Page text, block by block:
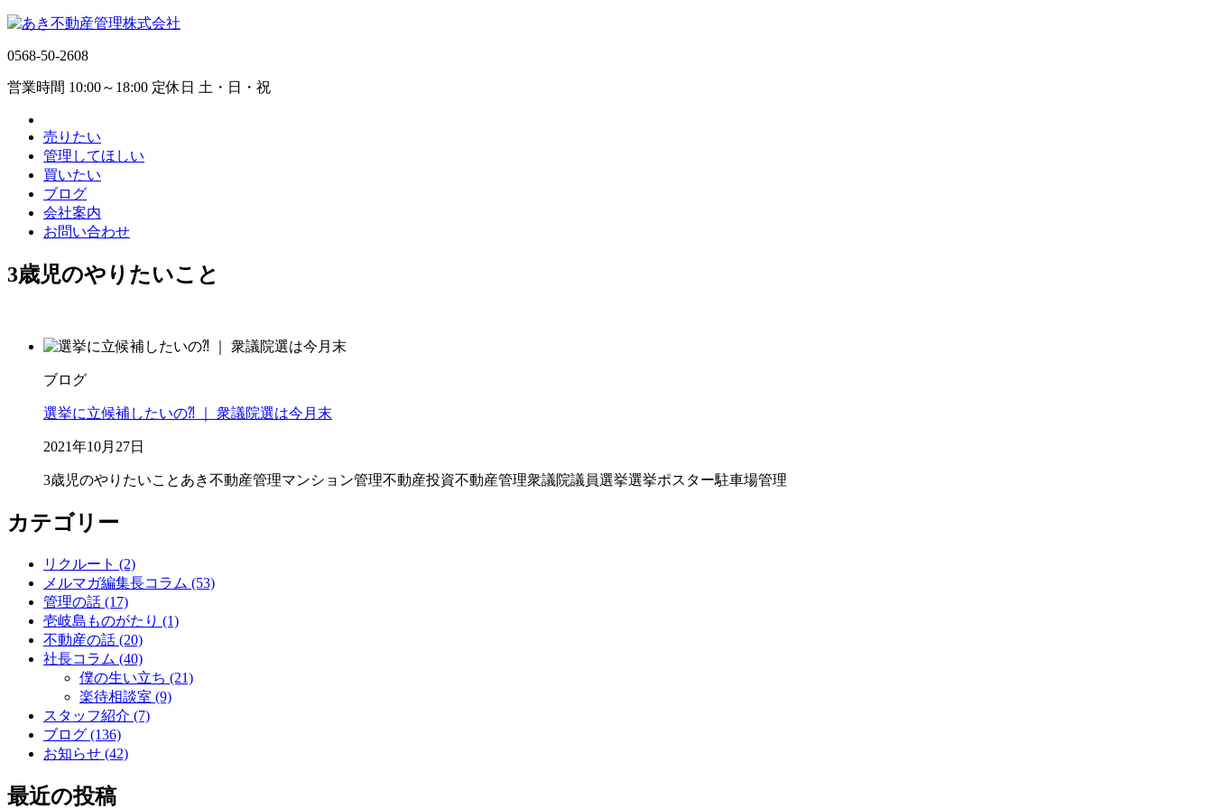
0568-50-2608
営業時間 10:00～18:00 定休日 土・日・祝
売りたい
管理してほしい
買いたい
ブログ
会社案内
お問い合わせ
3歳児のやりたいこと
ブログ
選挙に立候補したいの⁈ ｜ 衆議院選は今月末
2021年10月27日
3歳児のやりたいこと あき不動産管理マンション管理不動産投資不動産管理衆議院議員選挙選挙ポスター駐車場管理
カテゴリー
リクルート (2)
メルマガ編集長コラム (53)
管理の話 (17)
壱岐島ものがたり (1)
不動産の話 (20)
社長コラム (40)
僕の生い立ち (21)
楽待相談室 (9)
スタッフ紹介 (7)
ブログ (136)
お知らせ (42)
最近の投稿